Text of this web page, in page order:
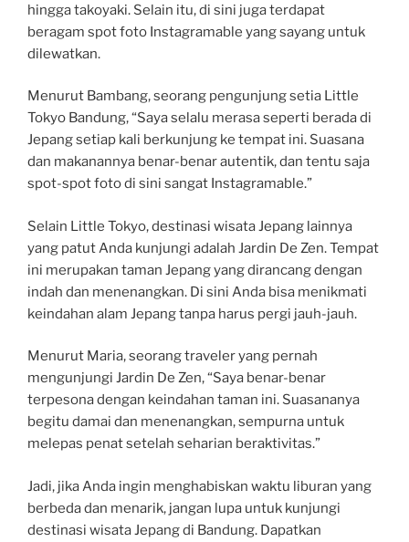
hingga takoyaki. Selain itu, di sini juga terdapat
beragam spot foto Instagramable yang sayang untuk
dilewatkan.
Menurut Bambang, seorang pengunjung setia Little
Tokyo Bandung, “Saya selalu merasa seperti berada di
Jepang setiap kali berkunjung ke tempat ini. Suasana
dan makanannya benar-benar autentik, dan tentu saja
spot-spot foto di sini sangat Instagramable.”
Selain Little Tokyo, destinasi wisata Jepang lainnya
yang patut Anda kunjungi adalah Jardin De Zen. Tempat
ini merupakan taman Jepang yang dirancang dengan
indah dan menenangkan. Di sini Anda bisa menikmati
keindahan alam Jepang tanpa harus pergi jauh-jauh.
Menurut Maria, seorang traveler yang pernah
mengunjungi Jardin De Zen, “Saya benar-benar
terpesona dengan keindahan taman ini. Suasananya
begitu damai dan menenangkan, sempurna untuk
melepas penat setelah seharian beraktivitas.”
Jadi, jika Anda ingin menghabiskan waktu liburan yang
berbeda dan menarik, jangan lupa untuk kunjungi
destinasi wisata Jepang di Bandung. Dapatkan